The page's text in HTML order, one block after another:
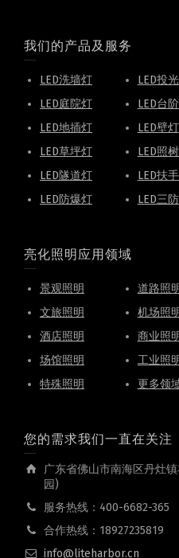
我们的产品及服务
LED洗墙灯 LED投
LED庭院灯
LED台
LED地插灯
LED壁灯
LED草坪灯
LED照
LED隧道灯
LED扶
LED防爆灯
LED三
亮化照明应用领域
景观照明 道路照
文旅照明
机场照
酒店照明
商业照
场馆照明
工业照
特殊照明
更多领
您的需求我们一直在关注
广东省佛山市南海区丹灶
园)
服务热线：400-6682-365
合作热线：18927235819
info@liteharbor.cn